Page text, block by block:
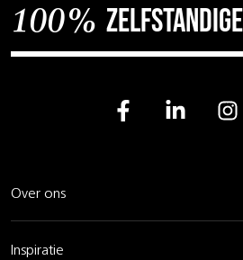
100%
Over ons
Inspiratie